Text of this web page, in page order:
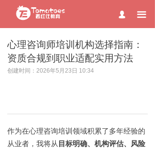
끀
넙
心理咨询师培训机构选择指南：
资质合规到职业适配实用方法
创建时间： 2026年5月23日 10:34
作为在心理咨询培训领域积累了多年经验的
从业者，我将从 目标明确、机构评估、风险